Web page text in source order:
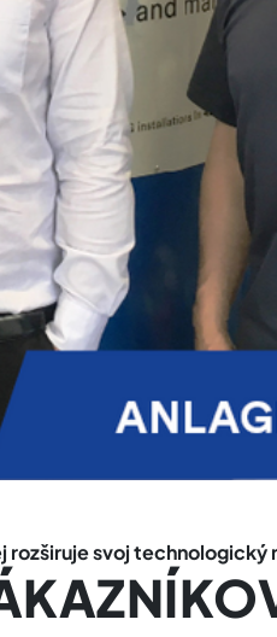
rozširuje svoj technologický